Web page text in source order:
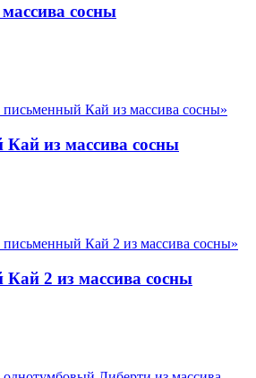
сосны
из массива сосны
2 из массива сосны